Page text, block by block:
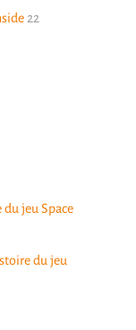
22
jeu Space
du jeu